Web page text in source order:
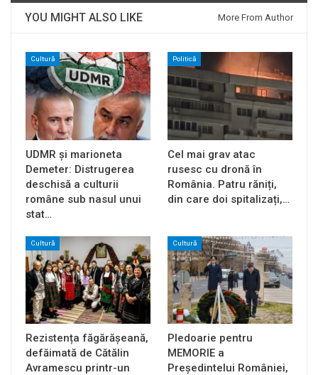
YOU MIGHT ALSO LIKE More From Author
Cultură
UDMR și marioneta
Demeter: Distrugerea
deschisă a culturii
române sub nasul unui
stat…
Politică
Cel mai grav atac
rusesc cu dronă în
România. Patru răniți,
din care doi spitalizați,…
Cultură
Rezistența făgărășeană,
defăimată de Cătălin
Avramescu printr-un
Cultură
Pledoarie pentru
MEMORIE a
Președintelui României,